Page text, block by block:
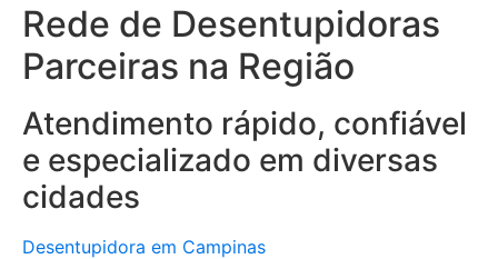
Rede de Desentupidoras
Parceiras na Região
Atendimento rápido, confiável
e especializado em diversas
cidades
Desentupidora em Campinas